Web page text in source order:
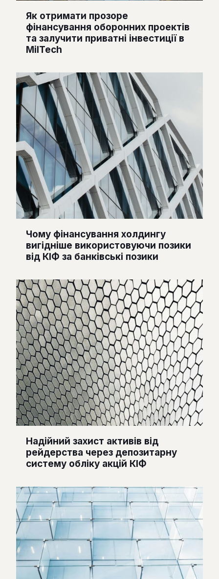
Як отримати прозоре
фінансування оборонних проектів
та залучити приватні інвестиції в
MilTech
Чому фінансування холдингу
вигідніше використовуючи позики
від КІФ за банківські позики
Надійний захист активів від
рейдерства через депозитарну
систему обліку акцій КІФ